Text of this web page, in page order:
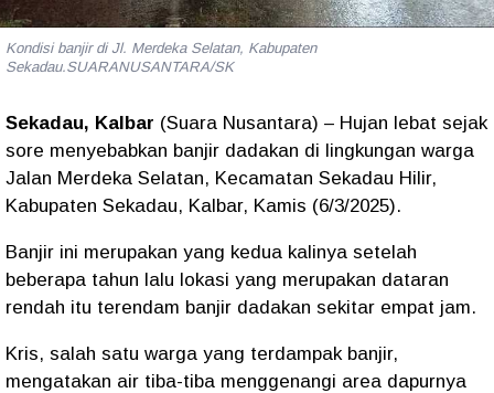
Kondisi banjir di Jl. Merdeka Selatan, Kabupaten
Sekadau.SUARANUSANTARA/SK
Sekadau, Kalbar (Suara Nusantara) – Hujan lebat sejak
sore menyebabkan banjir dadakan di lingkungan warga
Jalan Merdeka Selatan, Kecamatan Sekadau Hilir,
Kabupaten Sekadau, Kalbar, Kamis (6/3/2025).
Banjir ini merupakan yang kedua kalinya setelah
beberapa tahun lalu lokasi yang merupakan dataran
rendah itu terendam banjir dadakan sekitar empat jam.
Kris, salah satu warga yang terdampak banjir,
mengatakan air tiba-tiba menggenangi area dapurnya